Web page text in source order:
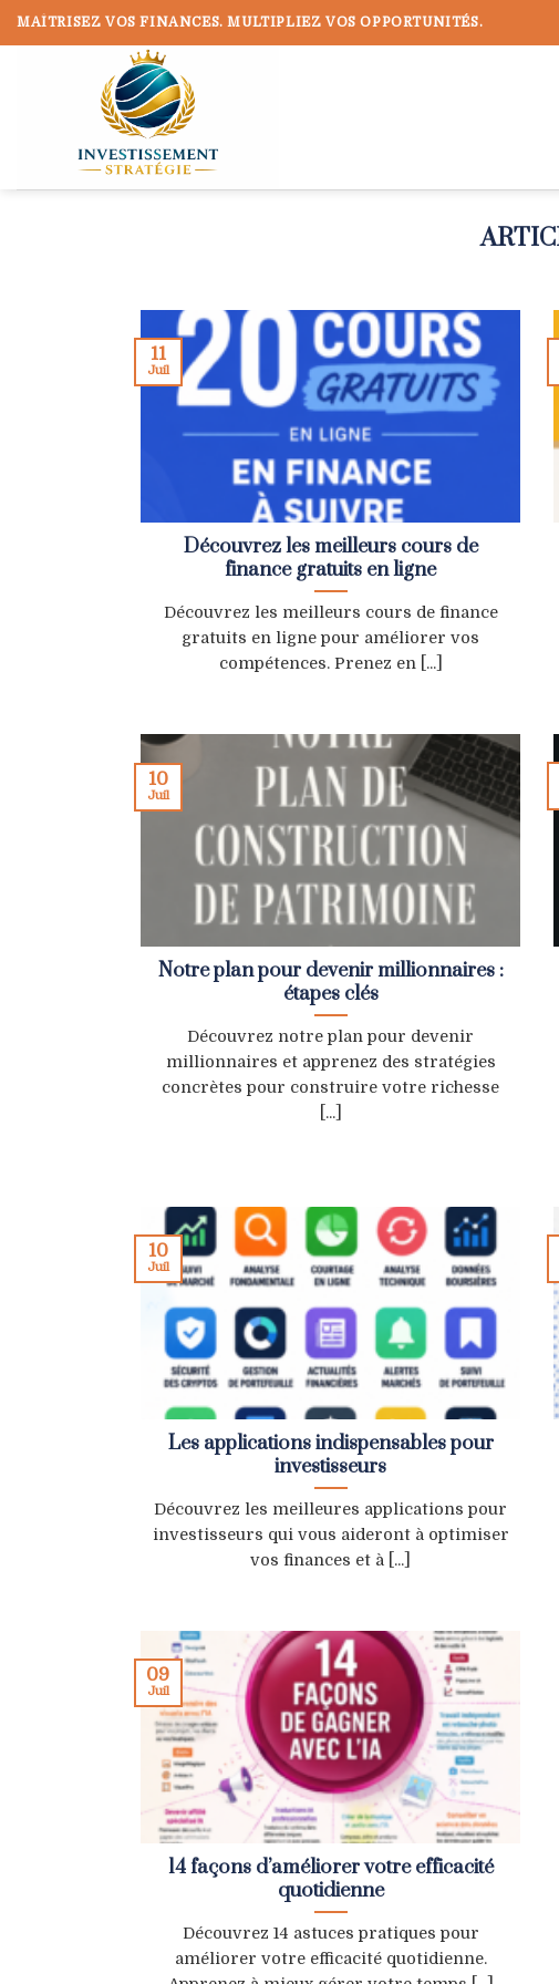
SkipMAÎTRISEZ VOS FINANCES. MULTIPLIEZ VOS OPPORTUNITÉS.
Découvrez les meilleurs cours de
finance gratuits en ligne
Découvrez les meilleurs cours de finance
gratuits en ligne pour améliorer vos
compétences. Prenez en [...]
11
Juil
Notre plan pour devenir millionnaires :
étapes clés
Découvrez notre plan pour devenir
millionnaires et apprenez des stratégies
concrètes pour construire votre richesse
[...]
10
Juil
Les applications indispensables pour
investisseurs
Découvrez les meilleures applications pour
investisseurs qui vous aideront à optimiser
vos finances et à [...]
10
Juil
14 façons d’améliorer votre efficacité
quotidienne
Découvrez 14 astuces pratiques pour
améliorer votre efficacité quotidienne.
09
Juil